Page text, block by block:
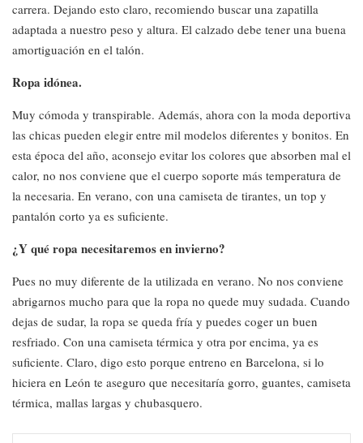
carrera. Dejando esto claro, recomiendo buscar una zapatilla
adaptada a nuestro peso y altura. El calzado debe tener una buena
amortiguación en el talón.
Ropa idónea.
Muy cómoda y transpirable. Además, ahora con la moda deportiva
las chicas pueden elegir entre mil modelos diferentes y bonitos. En
esta época del año, aconsejo evitar los colores que absorben mal el
calor, no nos conviene que el cuerpo soporte más temperatura de
la necesaria. En verano, con una camiseta de tirantes, un top y
pantalón corto ya es suficiente.
¿Y qué ropa necesitaremos en invierno?
Pues no muy diferente de la utilizada en verano. No nos conviene
abrigarnos mucho para que la ropa no quede muy sudada. Cuando
dejas de sudar, la ropa se queda fría y puedes coger un buen
resfriado. Con una camiseta térmica y otra por encima, ya es
suficiente. Claro, digo esto porque entreno en Barcelona, si lo
hiciera en León te aseguro que necesitaría gorro, guantes, camiseta
térmica, mallas largas y chubasquero.